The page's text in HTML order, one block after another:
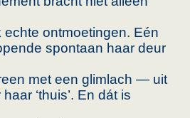
ontmoetingen. Eén
spontaan haar deur
met een glimlach — uit
‘thuis’. En dát is